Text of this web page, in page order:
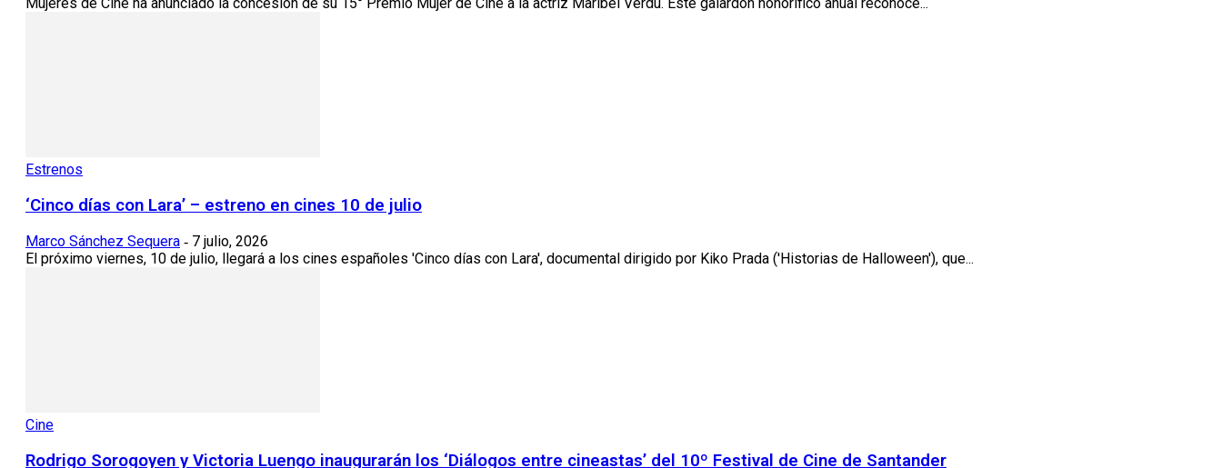
Mujeres de Cine ha anunciado la concesión de su 15° Premio Mujer de Cine a la actriz Maribel Verdú. Este galardón honorífico anual reconoce...
Estrenos
‘Cinco días con Lara’ – estreno en cines 10 de julio
Marco Sánchez Sequera - 7 julio, 2026
El próximo viernes, 10 de julio, llegará a los cines españoles 'Cinco días con Lara', documental dirigido por Kiko Prada ('Historias de Halloween'), que...
Cine
Rodrigo Sorogoyen y Victoria Luengo inaugurarán los ‘Diálogos entre cineastas’ del 10º Festival de Cine de Santander